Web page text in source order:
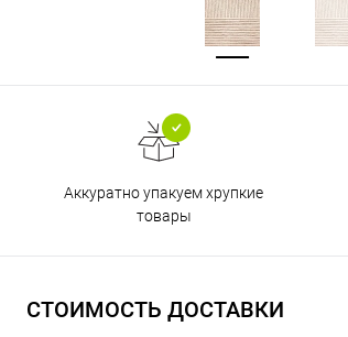
Аккуратно упакуем хрупкие
товары
СТОИМОСТЬ ДОСТАВКИ